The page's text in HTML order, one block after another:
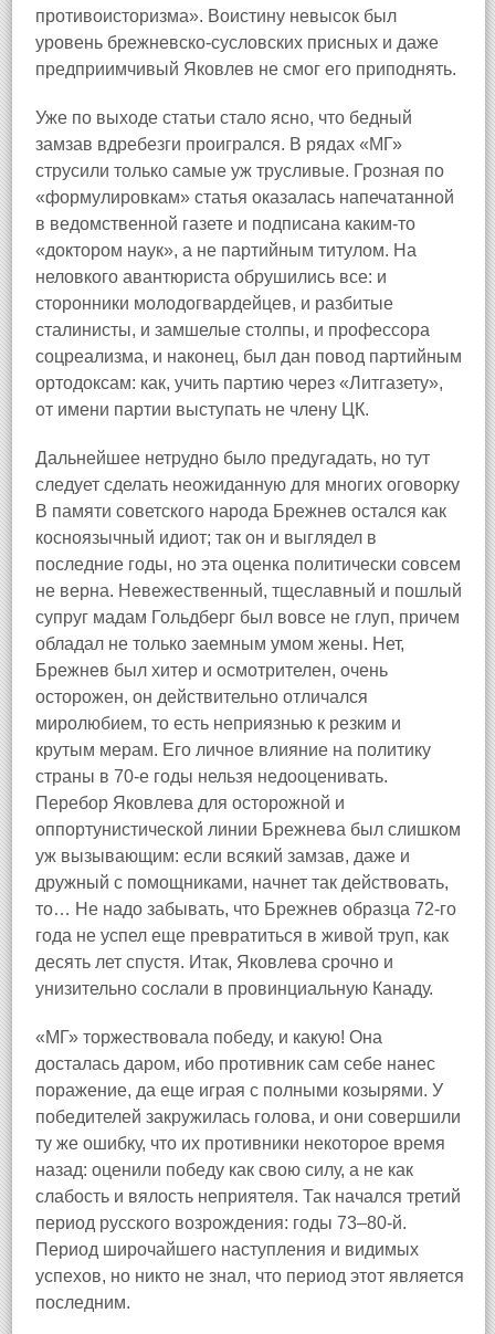
противоисторизма». Воистину невысок был
уровень брежневско‑сусловских присных и даже
предприимчивый Яковлев не смог его приподнять.
Уже по выходе статьи стало ясно, что бедный
замзав вдребезги проигрался. В рядах «МГ»
струсили только самые уж трусливые. Грозная по
«формулировкам» статья оказалась напечатанной
в ведомственной газете и подписана каким‑то
«доктором наук», а не партийным титулом. На
неловкого авантюриста обрушились все: и
сторонники молодогвардейцев, и разбитые
сталинисты, и замшелые столпы, и профессора
соцреализма, и наконец, был дан повод партийным
ортодоксам: как, учить партию через «Литгазету»,
от имени партии выступать не члену ЦК.
Дальнейшее нетрудно было предугадать, но тут
следует сделать неожиданную для многих оговорку
В памяти советского народа Брежнев остался как
косноязычный идиот; так он и выглядел в
последние годы, но эта оценка политически совсем
не верна. Невежественный, тщеславный и пошлый
супруг мадам Гольдберг был вовсе не глуп, причем
обладал не только заемным умом жены. Нет,
Брежнев был хитер и осмотрителен, очень
осторожен, он действительно отличался
миролюбием, то есть неприязнью к резким и
крутым мерам. Его личное влияние на политику
страны в 70‑е годы нельзя недооценивать.
Перебор Яковлева для осторожной и
оппортунистической линии Брежнева был слишком
уж вызывающим: если всякий замзав, даже и
дружный с помощниками, начнет так действовать,
то… Не надо забывать, что Брежнев образца 72‑го
года не успел еще превратиться в живой труп, как
десять лет спустя. Итак, Яковлева срочно и
унизительно сослали в провинциальную Канаду.
«МГ» торжествовала победу, и какую! Она
досталась даром, ибо противник сам себе нанес
поражение, да еще играя с полными козырями. У
победителей закружилась голова, и они совершили
ту же ошибку, что их противники некоторое время
назад: оценили победу как свою силу, а не как
слабость и вялость неприятеля. Так начался третий
период русского возрождения: годы 73–80‑й.
Период широчайшего наступления и видимых
успехов, но никто не знал, что период этот является
последним.